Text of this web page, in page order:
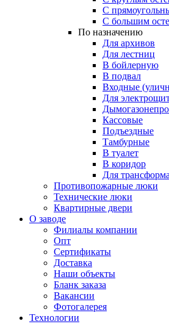
С
С большим
По назначению
Для архивов
Для лестниц
В бойлерную
В подвал
Входные
Для
Кассовые
Подъездные
Тамбурные
В туалет
В коридор
Для
Противопожарные люки
Технические люки
Квартирные двери
О заводе
Филиалы компании
Опт
Сертификаты
Доставка
Наши объекты
Бланк заказа
Вакансии
Фотогалерея
Технологии